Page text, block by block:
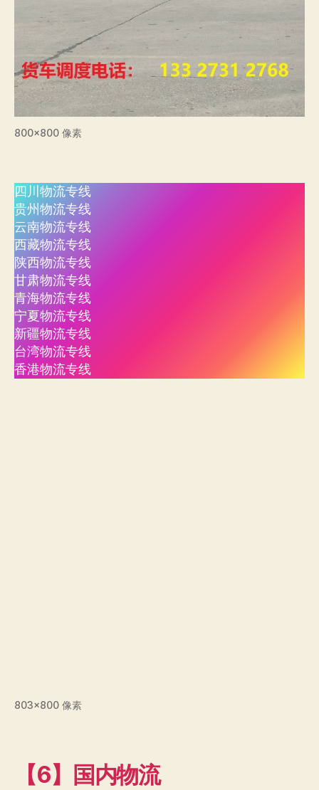
800×800 像素
四川物流专线
贵州物流专线
云南物流专线
西藏物流专线
陕西物流专线
甘肃物流专线
青海物流专线
宁夏物流专线
新疆物流专线
台湾物流专线
香港物流专线
803×800 像素
【6】国内物流